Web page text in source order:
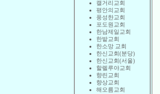
캘거리교회
평안의교회
풍성한교회
포도원교회
한남제일교회
한밭교회
한소망 교회
한신교회(분당)
한신교회(서울)
할렐루야교회
향린교회
향상교회
해오름교회